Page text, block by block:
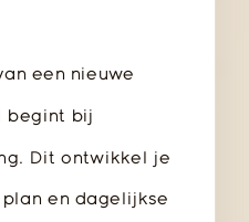
een nieuwe
begint bij
Dit ontwikkel je
en dagelijkse